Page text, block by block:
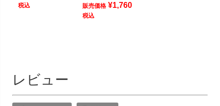
税込 販売価格 ¥1,760
税込
レビュー